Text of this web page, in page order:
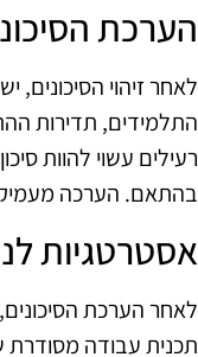
הערכת
לאחר זיהוי
התלמידים, תדירות
רעילים עשוי להוות
בהתאם. הערכה
אסטרטגיות
לאחר הערכת הסיכונים,
תכנית עבודה מסודרת